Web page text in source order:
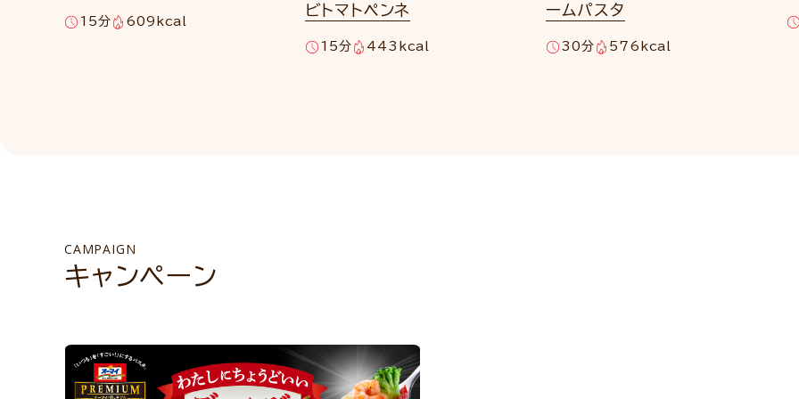
15分 609kcal
ビトマトペンネ
15分 443kcal
ームパスタ
30分 576kcal
CAMPAIGN
キャンペーン